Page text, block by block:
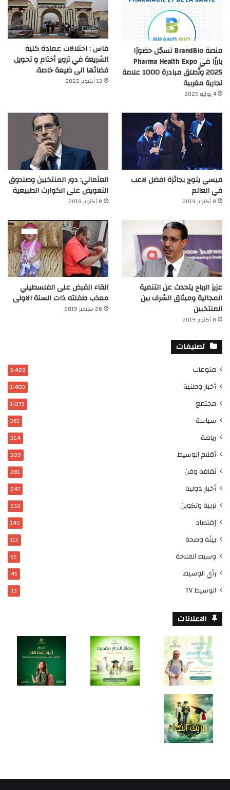
منصة BrandBio تسجّل حضورًا
بارزًا في Pharma Health Expo
2025 وتُطلق مبادرة 1000 علامة
تجارية مغربية
4 يوليو 2025
فاس : اختلالات عمادة كلية
الشريعة في تزوير أختام و تحويل
فضائها الى ضيعة خاصة.
13 أكتوبر 2022
ميسي يتوج بجائزة افضل لاعب
في العالم‎
8 أكتوبر 2019
العثماني: دور المنتخبين وصندوق
التعويض على الكوارث الطبيعية
8 أكتوبر 2019
عزيز الرباح يتحدث عن التنمية
المجالية وميثاق الشرف بين
المنتخبين
8 أكتوبر 2019
القاء القبض على الفلسطيني
معذب طفلته ذات السنة الاولى
26 سبتمبر 2019
تصنيفات
منوعات 3٬428
أخبار وطنية 1٬403
مجتمع 1٬079
سياسة 361
رياضة 324
أقلام الوسيط 309
ثقافة وفن 281
أخبار دولية 247
تربية وتكوين 232
إقتصاد 142
بيئة وصحة 115
وسيط الفلاحة 55
رأي الوسيط 45
الوسيط TV 13
الاعلانات